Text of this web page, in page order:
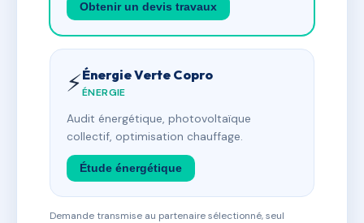
Obtenir un devis travaux
⚡Énergie Verte Copro
ÉNERGIE
Audit énergétique, photovoltaïque
collectif, optimisation chauffage.
Étude énergétique
Demande transmise au partenaire sélectionné, seul